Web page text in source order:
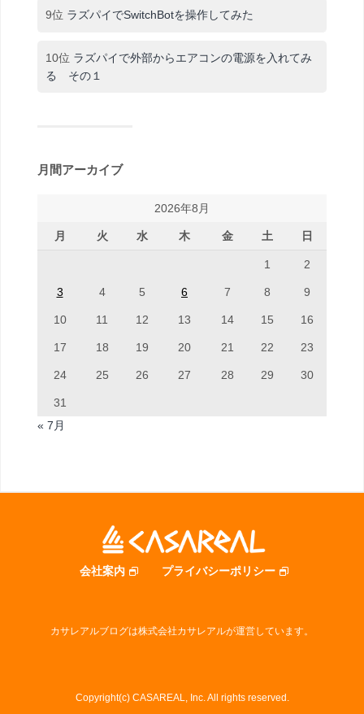
9位 ラズパイでSwitchBotを操作してみた
10位 ラズパイで外部からエアコンの電源を入れてみ
る その１
月間アーカイブ
2026年8月
月 火 水 木 金 土 日
1 2
3 4 5 6 7 8 9
10 11 12 13 14 15 16
17 18 19 20 21 22 23
24 25 26 27 28 29 30
31
« 7月
会社案内 プライバシーポリシー
カサレアルブログは株式会社カサレアルが運営しています。
Copyright(c) CASAREAL, Inc. All rights reserved.